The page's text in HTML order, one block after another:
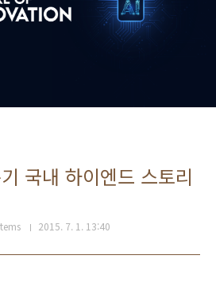
국내 하이엔드 스토리
2015. 7. 1. 13:40